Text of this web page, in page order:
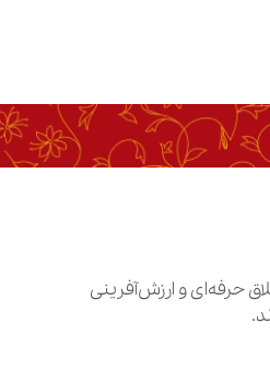
حرفه‌ای و ارزش‌آفرینی